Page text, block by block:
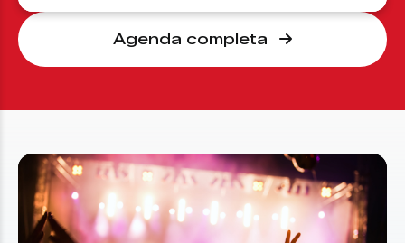
Agenda completa